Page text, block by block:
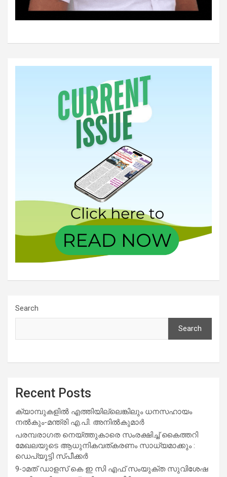
Search
Search
Recent Posts
ക്യാമ്പുകളിൽ എത്തിയില്ലെങ്കിലും ധനസഹായം
നൽകും-മന്ത്രി എ.പി. അനിൽകുമാർ
പരമ്പരാഗത നെയ്ത്തുകാരെ സംരക്ഷിച്ച് കൈത്തറി
മേഖലയുടെ ആധുനികവത്കരണം സാധ്യമാക്കും :
ഡെപ്യൂട്ടി സ്പീക്കർ
9-ാമത് ഡാളസ് കെ ഇ സി എഫ് സംയുക്ത സുവിശേഷ